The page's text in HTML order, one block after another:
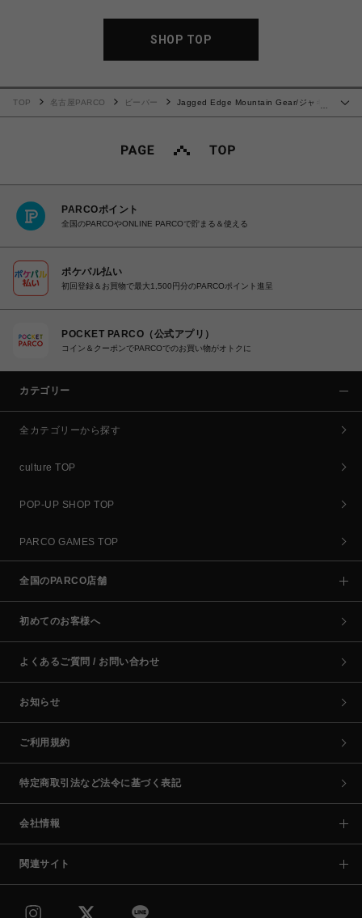
SHOP TOP
…
TOP 名古屋PARCO ビーバー
Jagged Edge Mountain Gear/ジャギ
PARCOポイント
全国のPARCOやONLINE PARCOで貯まる＆使える
ポケパル払い
初回登録＆お買物で最大1,500円分のPARCOポイント進呈
POCKET PARCO（公式アプリ）
コイン＆クーポンでPARCOでのお買い物がオトクに
カテゴリー
全カテゴリーから探す
culture TOP
POP-UP SHOP TOP
PARCO GAMES TOP
全国のPARCO店舗
初めてのお客様へ
よくあるご質問 / お問い合わせ
お知らせ
ご利用規約
特定商取引法など法令に基づく表記
会社情報
関連サイト